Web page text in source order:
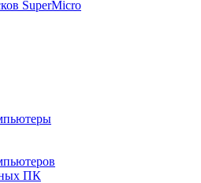
SuperMicro
ПК